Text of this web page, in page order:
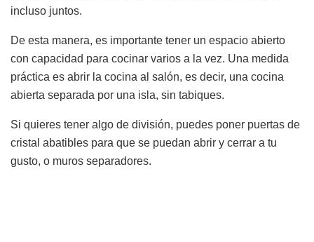
incluso juntos.
De esta manera, es importante tener un espacio abierto
con capacidad para cocinar varios a la vez. Una medida
práctica es abrir la cocina al salón, es decir, una cocina
abierta separada por una isla, sin tabiques.
Si quieres tener algo de división, puedes poner puertas de
cristal abatibles para que se puedan abrir y cerrar a tu
gusto, o muros separadores.